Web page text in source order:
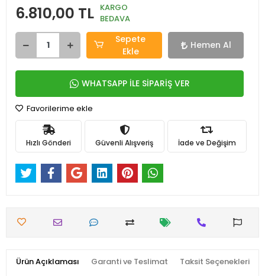
6.810,00 TL KARGO
BEDAVA
Sepete
Ekle
Hemen Al
WHATSAPP İLE SİPARİŞ VER
Favorilerime ekle
Hızlı Gönderi Güvenli Alışveriş İade ve Değişim
Ürün Açıklaması Garanti ve Teslimat Taksit Seçenekleri